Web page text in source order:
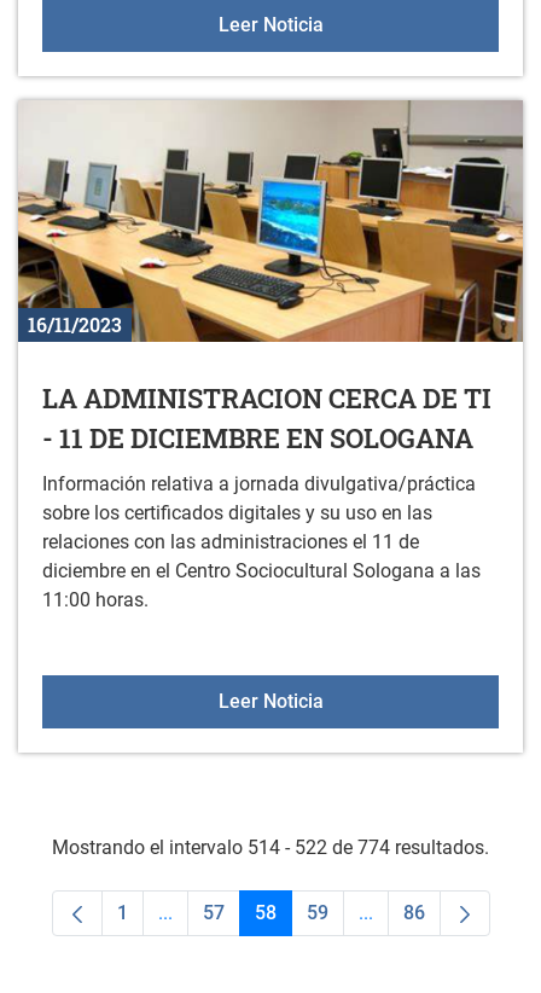
Leer NoticiaBIZILAGUNAK 2023 - 19
16/11/2023
LA ADMINISTRACION CERCA DE TI
- 11 DE DICIEMBRE EN SOLOGANA
Información relativa a jornada divulgativa/práctica
sobre los certificados digitales y su uso en las
relaciones con las administraciones el 11 de
diciembre en el Centro Sociocultural Sologana a las
11:00 horas.
Leer NoticiaLA ADMINISTRACION
Mostrando el intervalo 514 - 522 de 774 resultados.
Página
1 ...Páginas intermedias Use TAB para
Página
57 Página
58 Página
59 ...PáginasPágina
86